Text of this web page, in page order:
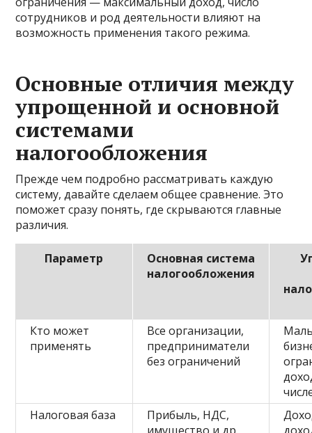
сотрудников и род деятельности влияют на
возможность применения такого режима.
Основные отличия между
упрощенной и основной
системами
налогообложения
Прежде чем подробно рассматривать каждую
систему, давайте сделаем общее сравнение. Это
поможет сразу понять, где скрываются главные
различия.
Параметр
Основная система
налогообложения
Кто может
применять
Все организации,
предприниматели
без ограничений
Налоговая база
Прибыль, НДС,